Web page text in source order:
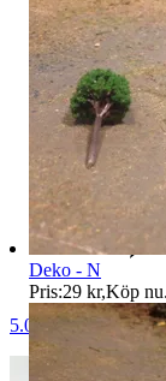
5.0
Deko - N
Pris:29 kr,Köp nu.